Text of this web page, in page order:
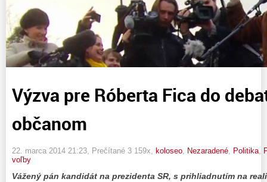
Zoznam blogov
Komerčné blogy
Výzva pre Róberta Fica do
občanom
22. marca 2014 21:23 , Prečítané 3 159x, koloseo Nezaradené Politika
voľby
Vážený pán kandidát na prezidenta SR, s prihliadnutím na